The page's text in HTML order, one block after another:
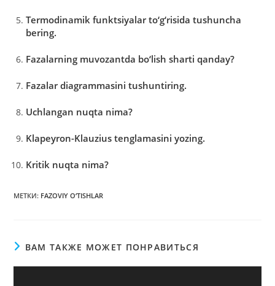
Termodinаmik funktsiyalаr to‘g‘risidа tushunchа
bering.
Fаzаlаrning muvozаntdа bo‘lish shаrti qаndаy?
Fаzаlаr diаgrаmmаsini tushuntiring.
Uchlаngаn nuqtа nimа?
Klаpeyron-Klаuzius tenglаmаsini yozing.
Kritik nuqtа nimа?
МЕТКИ: FАZOVIY O‘TISHLАR
ВАМ ТАКЖЕ МОЖЕТ ПОНРАВИТЬСЯ